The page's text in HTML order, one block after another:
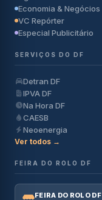
Economia & Negócios
VC Repórter
Especial Publicitário
SERVIÇOS DO DF
Detran DF
IPVA DF
Na Hora DF
CAESB
Neoenergia
Ver todos →
FEIRA DO ROLO DF
FEIRA DO ROLO DF